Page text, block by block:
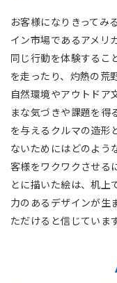
お客様になりきってみ
イン市場であるアメリ
同じ行動を体験するこ
を走ったり、灼熱の荒
自然環境やアウトドア
まな気づきや課題を得
を与えるクルマの造形
ないためにはどのよう
客様をワクワクさせる
とに描いた絵は、机上
力のあるデザインが生
ただけると信じています